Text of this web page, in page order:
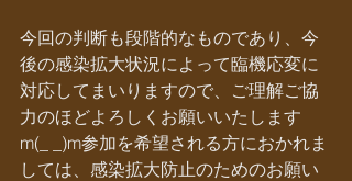
今回の判断も段階的なものであり、今
後の感染拡大状況によって臨機応変に
対応してまいりますので、ご理解ご協
力のほどよろしくお願いいたします
m(_ _)m参加を希望される方におかれま
しては、感染拡大防止のためのお願い